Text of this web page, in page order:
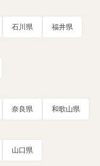
石川県 福井県
奈良県 和歌山県
山口県